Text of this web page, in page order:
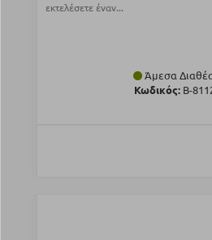
εκτελέσετε έναν...
Άμεσα
Κωδικός: Β-